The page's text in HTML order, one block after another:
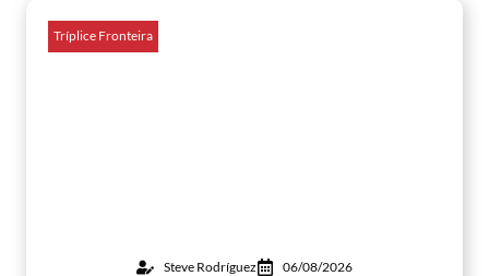
Tríplice Fronteira
Steve Rodríguez 06/08/2026